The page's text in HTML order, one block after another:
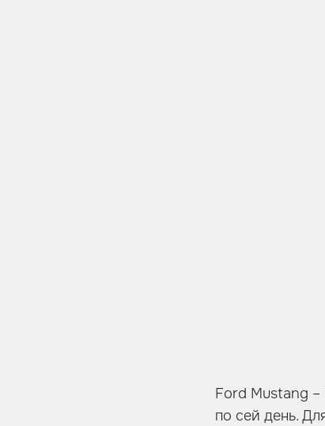
Ford Mustang
по сей день.